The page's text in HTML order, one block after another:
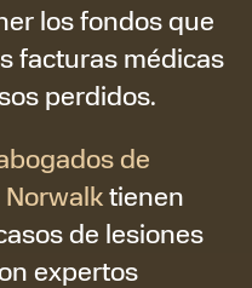
los fondos que
facturas médicas
perdidos.
de
tienen
de lesiones
expertos